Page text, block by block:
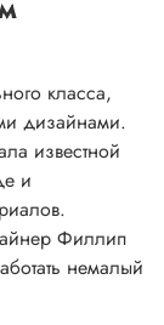
класса,
дизайнами.
известной
и
Филлип
немалый